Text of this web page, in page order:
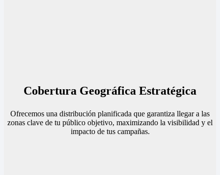
Cobertura Geográfica Estratégica
Ofrecemos una distribución planificada que garantiza llegar a las
zonas clave de tu público objetivo, maximizando la visibilidad y el
impacto de tus campañas.